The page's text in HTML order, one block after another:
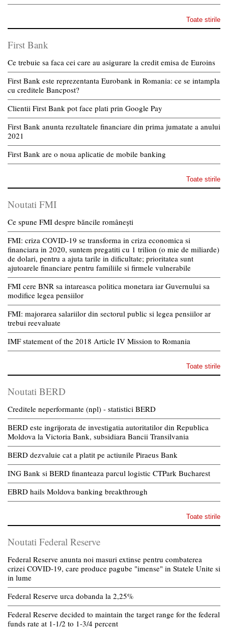
Toate stirile
First Bank
Ce trebuie sa faca cei care au asigurare la credit emisa de Euroins
First Bank este reprezentanta Eurobank in Romania: ce se intampla
cu creditele Bancpost?
Clientii First Bank pot face plati prin Google Pay
First Bank anunta rezultatele financiare din prima jumatate a anului
2021
First Bank are o noua aplicatie de mobile banking
Toate stirile
Noutati FMI
Ce spune FMI despre băncile românești
FMI: criza COVID-19 se transforma in criza economica si
financiara in 2020, suntem pregatiti cu 1 trilion (o mie de miliarde)
de dolari, pentru a ajuta tarile in dificultate; prioritatea sunt
ajutoarele financiare pentru familiile si firmele vulnerabile
FMI cere BNR sa intareasca politica monetara iar Guvernului sa
modifice legea pensiilor
FMI: majorarea salariilor din sectorul public si legea pensiilor ar
trebui reevaluate
IMF statement of the 2018 Article IV Mission to Romania
Toate stirile
Noutati BERD
Creditele neperformante (npl) - statistici BERD
BERD este ingrijorata de investigatia autoritatilor din Republica
Moldova la Victoria Bank, subsidiara Bancii Transilvania
BERD dezvaluie cat a platit pe actiunile Piraeus Bank
ING Bank si BERD finanteaza parcul logistic CTPark Bucharest
EBRD hails Moldova banking breakthrough
Toate stirile
Noutati Federal Reserve
Federal Reserve anunta noi masuri extinse pentru combaterea
crizei COVID-19, care produce pagube "imense" in Statele Unite si
in lume
Federal Reserve urca dobanda la 2,25%
Federal Reserve decided to maintain the target range for the federal
funds rate at 1-1/2 to 1-3/4 percent